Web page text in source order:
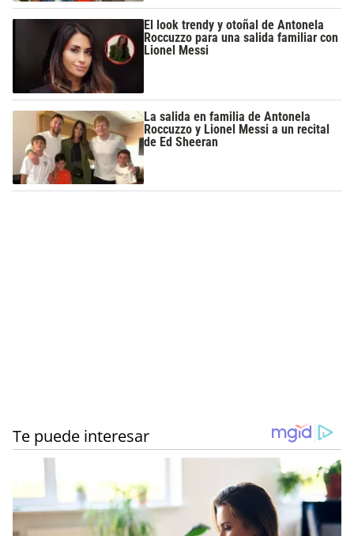
El look trendy y otoñal de Antonela
Roccuzzo para una salida familiar con
Lionel Messi
La salida en familia de Antonela
Roccuzzo y Lionel Messi a un recital
de Ed Sheeran